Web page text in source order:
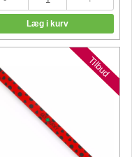
Nyheder
Tilbud